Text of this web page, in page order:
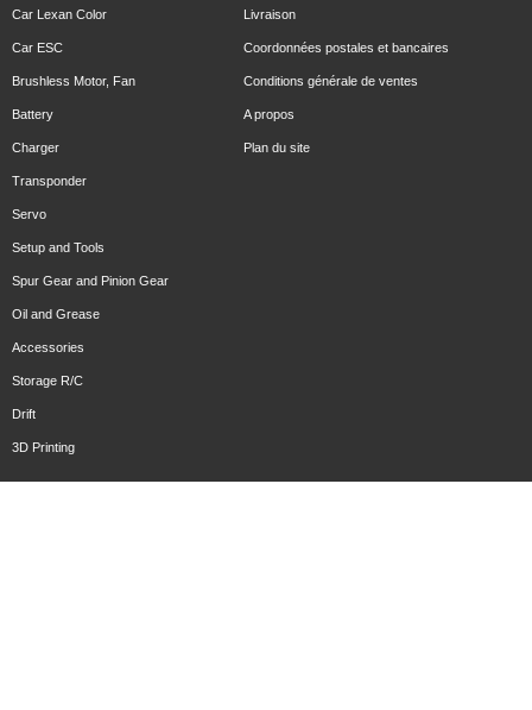
Car Lexan Color
Car ESC
Brushless Motor, Fan
Battery
Charger
Transponder
Servo
Setup and Tools
Spur Gear and Pinion Gear
Oil and Grease
Accessories
Storage R/C
Drift
3D Printing
Livraison
Coordonnées postales et bancaires
Conditions générale de ventes
A propos
Plan du site